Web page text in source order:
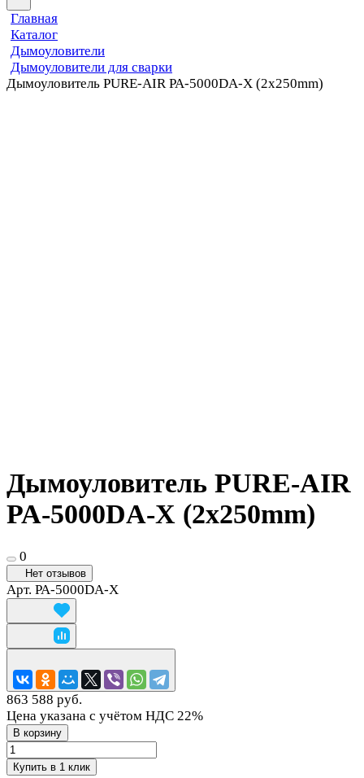
Главная
Каталог
Дымоуловители
Дымоуловители для сварки
Дымоуловитель PURE-AIR PA-5000DA-X (2x250mm)
Дымоуловитель PURE-AIR
PA-5000DA-X (2x250mm)
0
Нет отзывов
Арт. PA-5000DA-X
863 588 руб.
Цена указана с учётом НДС 22%
В корзину
Купить в 1 клик